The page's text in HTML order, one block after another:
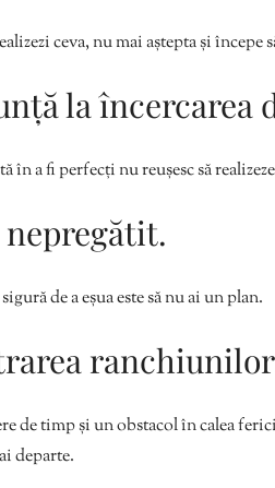
ceva, nu mai aștepta și începe
la încercarea
în a fi perfecți nu reușesc să
nepregătit.
de a eșua este să nu ai un plan.
de timp și un obstacol în calea
departe.